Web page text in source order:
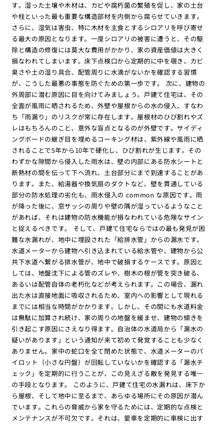
す。湿った土壌や木材は、カビや腐朽菌の繁殖を促し、家の土台
や柱といった最も重要な構造部材を内側から腐らせていきます。
さらに、湿気は害虫、特に木材を主食とするシロアリを呼び寄せ
る最大の原因となります。一度シロアリの被害に遭うと、その駆
除と構造の修復には莫大な費用がかかり、家の資産価値は大きく
損なわれてしまいます。床下点検口から定期的に中を覗き、カビ
臭さや土の湿り具合、配管周りに水滴がないかを確認する習慣
が、こうした最悪の事態を防ぐための第一歩です。 次に、建物の
外周部に潜む原因に目を向けてみましょう。戸建て住宅は、その
全面が風雨に晒されるため、外壁や屋根からの水の侵入、すなわ
ち「雨漏り」のリスクが常に存在します。屋根材のひび割れやズ
レはもちろんのこと、意外な盲点となるのが外壁です。サイディ
ングボードの継ぎ目を埋めるコーキング材は、紫外線や風雨に晒
されることで5年から10年で硬化し、ひび割れが生じます。その
わずかな隙間から侵入した雨水は、壁の内部にある防水シートと
断熱材の間を伝って下へ流れ、土台部分にまで到達することがあ
ります。また、給湯器や換気扇のダクトなど、壁を貫通している
部分の防水処理の劣化も、雨水侵入の common な原因です。雨
が降った後に、窓サッシの周りや壁の隅が湿っているようなこと
があれば、それは建物の防水機能が損なわれている危険なサイン
と捉えるべきです。 そして、戸建て住宅ならではの最も発見が困
難な水漏れが、地中に埋設された「給排水管」からの漏水です。
水道メーターから建物へ引き込まれている給水管や、建物から公
共下水道へ繋がる排水管が、地中で破損するケースです。原因と
しては、地盤沈下による管のズレや、樹木の根が管を突き破る、
あるいは配管自体の老朽化などが考えられます。この場合、漏れ
出た水は直接地面に吸収されるため、室内への影響として現れる
までには相当な時間がかかります。しかし、その間にも水道料金
は無駄に加算され続け、家の周りの地盤を緩ませ、建物の傾きを
引き起こす原因にさえなり得ます。自治体の水道局から「漏水の
疑いがあります」という通知が来て初めて発覚することも少なく
ありません。家中の蛇口を全て閉めた状態で、水道メーターのパ
イロット（小さな円盤）が回転していないかを確認する「漏水チ
ェック」を定期的に行うことが、この見えざる敵を発見する唯一
の手段となります。 このように、戸建て住宅の水漏れは、床下か
ら屋根、そして地中に至るまで、あらゆる場所にその原因が潜ん
でいます。これらの脅威から家を守るためには、定期的な点検と
メンテナンスが不可欠です。それは、愛車を定期的に車検に出す